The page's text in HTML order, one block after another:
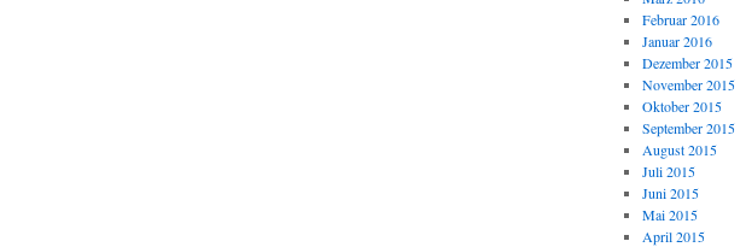
Februar 2016
Januar 2016
Dezember 2015
November 2015
Oktober 2015
September 2015
August 2015
Juli 2015
Juni 2015
Mai 2015
April 2015